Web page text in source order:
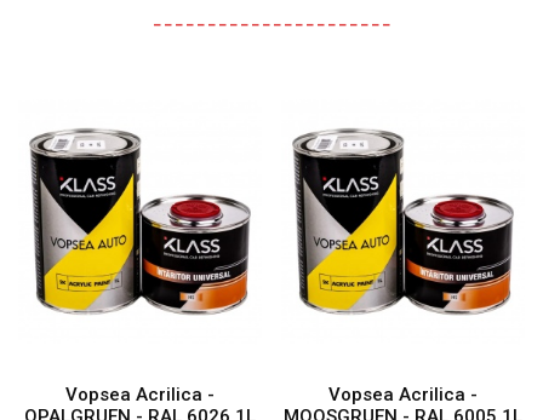
Vopsea Acrilica -
Vopsea Acrilica -